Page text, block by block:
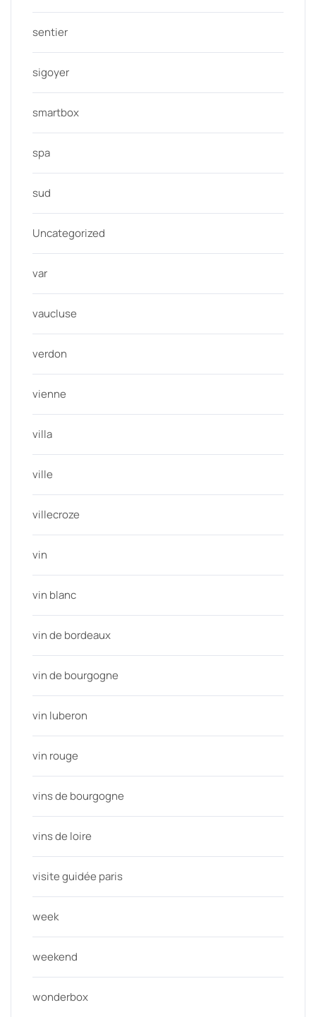
sentier
sigoyer
smartbox
spa
sud
Uncategorized
var
vaucluse
verdon
vienne
villa
ville
villecroze
vin
vin blanc
vin de bordeaux
vin de bourgogne
vin luberon
vin rouge
vins de bourgogne
vins de loire
visite guidée paris
week
weekend
wonderbox